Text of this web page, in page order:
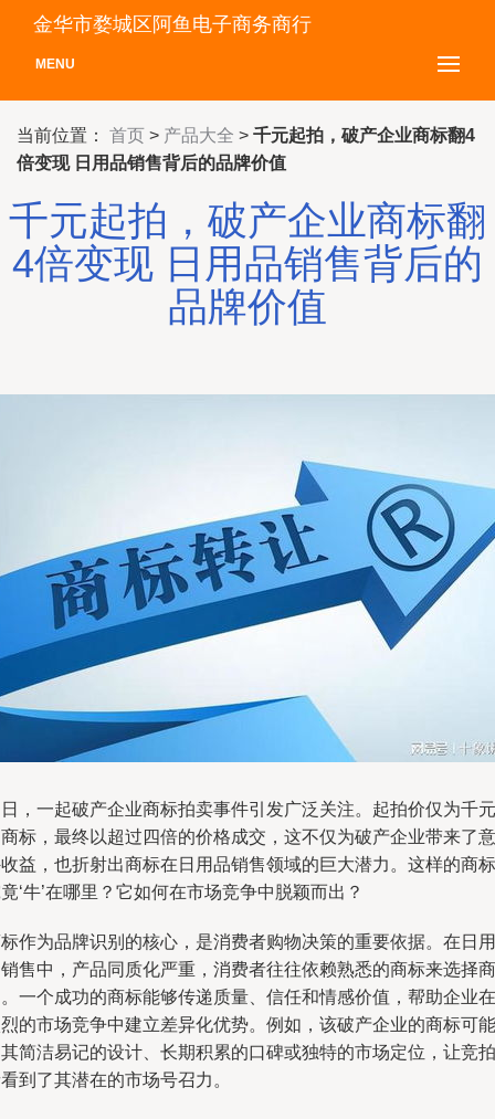
金华市婺城区阿鱼电子商务商行
MENU
当前位置： 首页 > 产品大全 > 千元起拍，破产企业商标翻4
倍变现 日用品销售背后的品牌价值
千元起拍，破产企业商标翻
4倍变现 日用品销售背后的
品牌价值
，一起破产企业商标拍卖事件引发广泛关注。起拍价仅为千元
标，最终以超过四倍的价格成交，这不仅为破产企业带来了意
益，也折射出商标在日用品销售领域的巨大潜力。这样的商标
‘牛’在哪里？它如何在市场竞争中脱颖而出？
作为品牌识别的核心，是消费者购物决策的重要依据。在日用
售中，产品同质化严重，消费者往往依赖熟悉的商标来选择商
一个成功的商标能够传递质量、信任和情感价值，帮助企业在
的市场竞争中建立差异化优势。例如，该破产企业的商标可能
简洁易记的设计、长期积累的口碑或独特的市场定位，让竞拍
到了其潜在的市场号召力。